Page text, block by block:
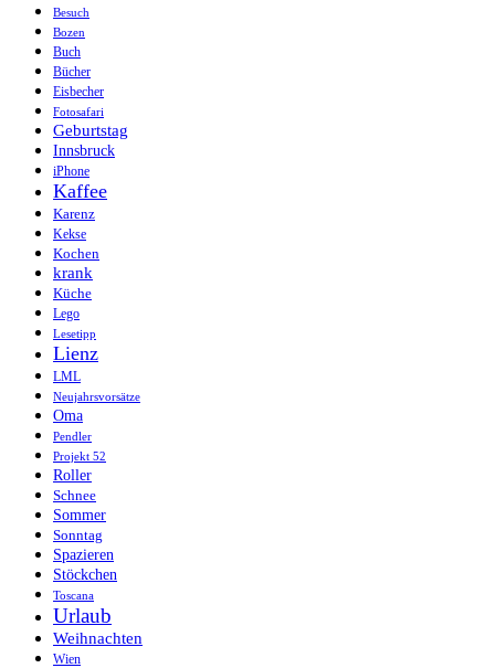
Besuch
Bozen
Buch
Bücher
Eisbecher
Fotosafari
Geburtstag
Innsbruck
iPhone
Kaffee
Karenz
Kekse
Kochen
krank
Küche
Lego
Lesetipp
Lienz
LML
Neujahrsvorsätze
Oma
Pendler
Projekt 52
Roller
Schnee
Sommer
Sonntag
Spazieren
Stöckchen
Toscana
Urlaub
Weihnachten
Wien